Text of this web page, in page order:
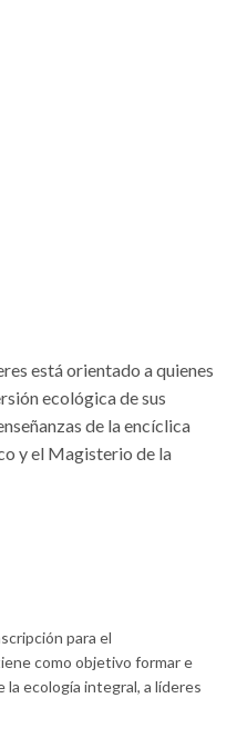
está orientado a quienes
ecológica de sus
de la encíclica
y el Magisterio de la
para el
como objetivo formar e
la ecología integral, a líderes